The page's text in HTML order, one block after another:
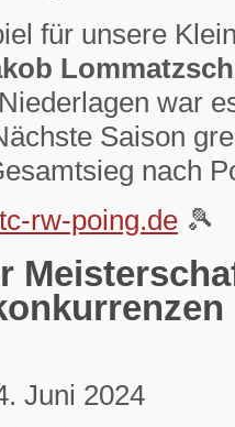
für unsere
Lommatzsch
war
Saison
nach
rw-poing.de 🎾
Juni 2024